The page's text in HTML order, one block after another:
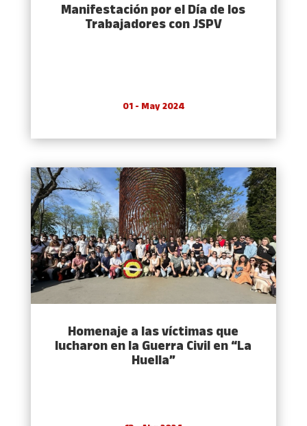
Manifestación por el Día de los
Trabajadores con JSPV
01 - May 2024
Homenaje a las víctimas que
lucharon en la Guerra Civil en “La
Huella”